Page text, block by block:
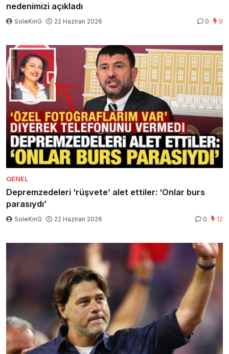
nedenimizi açıkladı
SoleKinG 22 Haziran 2026 0 9
GENEL
Depremzedeleri ‘rüşvete’ alet ettiler: ‘Onlar burs
parasıydı’
SoleKinG 22 Haziran 2026 0 12